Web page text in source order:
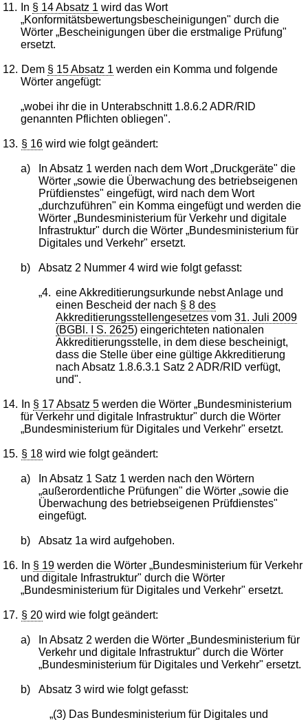
11. In § 14 Absatz 1 wird das Wort
„Konformitätsbewertungsbescheinigungen" durch die
Wörter „Bescheinigungen über die erstmalige Prüfung"
ersetzt.
12. Dem § 15 Absatz 1 werden ein Komma und folgende
Wörter angefügt:
„wobei ihr die in Unterabschnitt 1.8.6.2 ADR/RID
genannten Pflichten obliegen".
13. § 16 wird wie folgt geändert:
a)
In Absatz 1 werden nach dem Wort „Druckgeräte" die
Wörter „sowie die Überwachung des betriebseigenen
Prüfdienstes" eingefügt, wird nach dem Wort
„durchzuführen" ein Komma eingefügt und werden die
Wörter „Bundesministerium für Verkehr und digitale
Infrastruktur" durch die Wörter „Bundesministerium für
Digitales und Verkehr" ersetzt.
b) Absatz 2 Nummer 4 wird wie folgt gefasst:
„4. eine Akkreditierungsurkunde nebst Anlage und
einen Bescheid der nach § 8 des
Akkreditierungsstellengesetzes vom31. Juli 2009
(BGBl. I S. 2625) eingerichteten nationalen
Akkreditierungsstelle, in dem diese bescheinigt,
dass die Stelle über eine gültige Akkreditierung
nach Absatz 1.8.6.3.1 Satz 2 ADR/RID verfügt,
und".
14. In § 17 Absatz 5 werden die Wörter „Bundesministerium
für Verkehr und digitale Infrastruktur" durch die Wörter
„Bundesministerium für Digitales und Verkehr" ersetzt.
15. § 18 wird wie folgt geändert:
a)
In Absatz 1 Satz 1 werden nach den Wörtern
„außerordentliche Prüfungen" die Wörter „sowie die
Überwachung des betriebseigenen Prüfdienstes"
eingefügt.
b) Absatz 1a wird aufgehoben.
16. In § 19 werden die Wörter „Bundesministerium für Verkehr
und digitale Infrastruktur" durch die Wörter
„Bundesministerium für Digitales und Verkehr" ersetzt.
17. § 20 wird wie folgt geändert:
a)
In Absatz 2 werden die Wörter „Bundesministerium für
Verkehr und digitale Infrastruktur" durch die Wörter
„Bundesministerium für Digitales und Verkehr" ersetzt.
b) Absatz 3 wird wie folgt gefasst:
„(3) Das Bundesministerium für Digitales und